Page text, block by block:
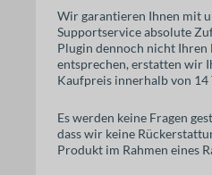
Wir garantieren Ihnen mit
Supportservice absolute
Plugin dennoch nicht Ihren
entsprechen, erstatten wir
Kaufpreis innerhalb von 14
Es werden keine Fragen
dass wir keine
Produkt im Rahmen eines